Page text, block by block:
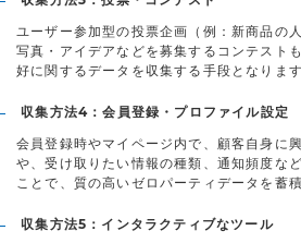
ユーザー参加型の投票企画（例：新商品の
写真・アイデアなどを募集するコンテスト
好に関するデータを収集する手段となります
収集方法4：会員登録・プロファイル設定
会員登録時やマイページ内で、顧客自身に
や、受け取りたい情報の種類、通知頻度な
ことで、質の高いゼロパーティデータを蓄
収集方法5：インタラクティブなツール